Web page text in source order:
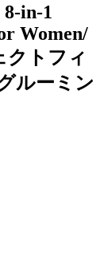
in-1
Women/
クトフィ
ルーミン